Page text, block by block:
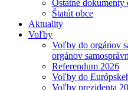
Ostatné dokumenty
Štatút obce
Aktuality
Voľby
Voľby do orgánov
orgánov
Referendum 2026
Voľby do
Voľby prezidenta